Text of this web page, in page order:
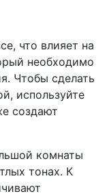
что влияет на
необходимо
Чтобы сделать
используйте
создают
комнаты
тонах. К